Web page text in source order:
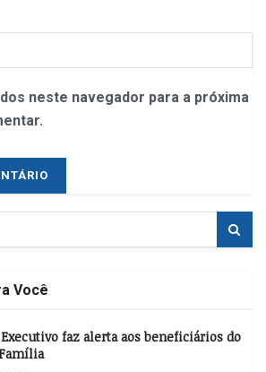
neste navegador para a próxima
Você
faz alerta aos beneficiários do